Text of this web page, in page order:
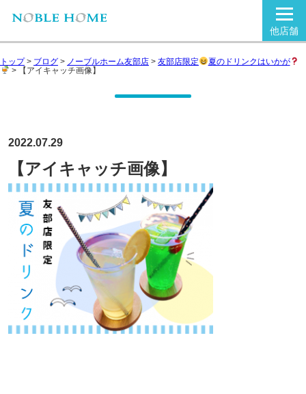
他店舗
トップ> ブログ > ノーブルホーム友部店 > 友部店限定
夏のドリンクはいかが
>
【アイキャッチ画像】
2022.07.29
【アイキャッチ画像】